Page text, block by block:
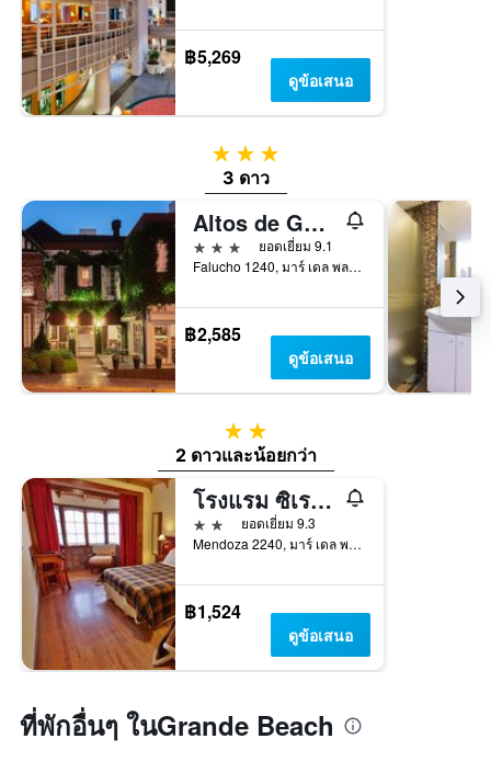
฿5,269
ดูข้อเสนอ
3 ดาว
3 ดาว
Altos de Güemes Hotel
3 ดาว
ยอดเยี่ยม 9.1
Falucho 1240, มาร์ เดล พลาตา, บัวโนสไอเรส, อาร์เจนตินา
฿2,585
ดูข้อเสนอ
2 ดาว
2 ดาวและน้อยกว่า
โรงแรม ซิเรนูส
2 ดาว
ยอดเยี่ยม 9.3
Mendoza 2240, มาร์ เดล พลาตา, บัวโนสไอเรส, อาร์เจนตินา
฿1,524
ดูข้อเสนอ
ที่พักอื่นๆ ในGrande Beach